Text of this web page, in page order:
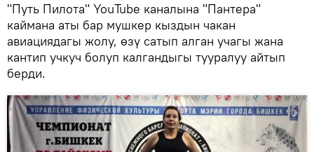
"Путь Пилота" YouTube каналына "Пантера"
каймана аты бар мушкер кыздын чакан
авиациядагы жолу, өзү сатып алган учагы жана
кантип учкуч болуп калгандыгы тууралуу айтып
берди.